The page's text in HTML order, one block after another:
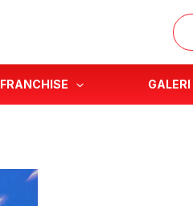
FRANCHISE GALERI